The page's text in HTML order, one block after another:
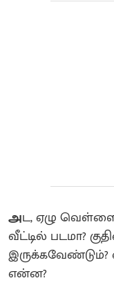
அட, ஏழு
வீட்டில் படமா?
என்ன?